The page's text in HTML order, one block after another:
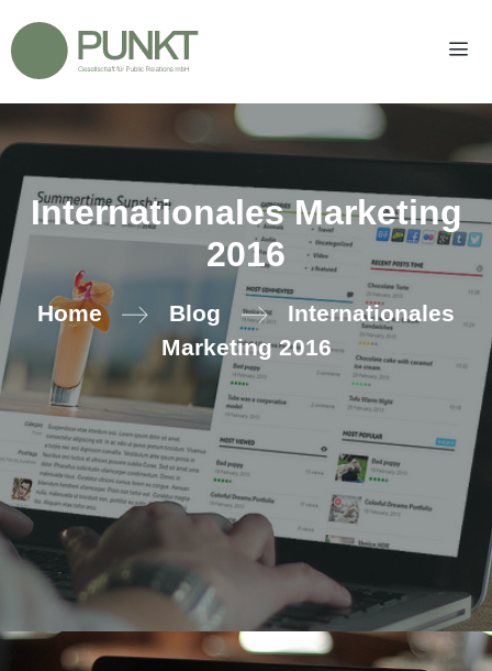
Inhalt
springen
Internationales Marketing
2016
Home Blog
Internationales
Marketing 2016